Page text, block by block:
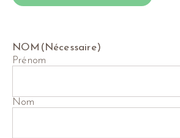
NOM (Nécessaire)
Prénom
Nom